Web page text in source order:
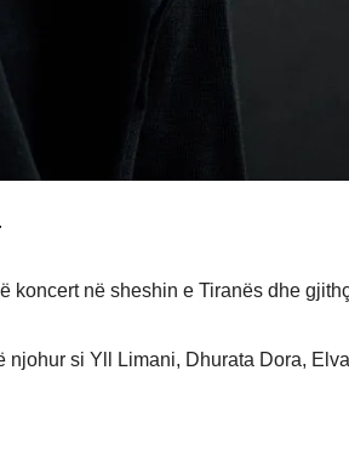
koncert në sheshin e Tiranës dhe
si Yll Limani, Dhurata Dora,